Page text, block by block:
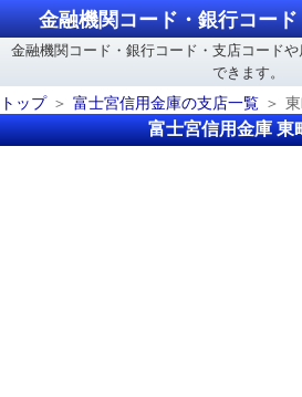
金融機関コード・銀行コー
金融機関コード・銀行コード・支店コード
できます。
トップ
富士宮信用金庫の支店一覧
富士宮信用金庫 東